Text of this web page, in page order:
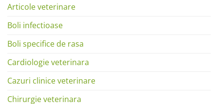
Articole veterinare
Boli infectioase
Boli specifice de rasa
Cardiologie veterinara
Cazuri clinice veterinare
Chirurgie veterinara